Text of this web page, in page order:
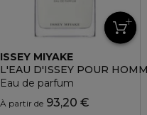
ISSEY MIYAKE
L'EAU D'ISSEY POUR
Eau de parfum
À partir de93,20 €